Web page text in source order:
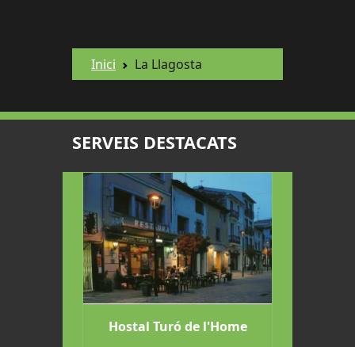
Inici La Llagosta
SERVEIS DESTACATS
Hostal Turó de l'Home